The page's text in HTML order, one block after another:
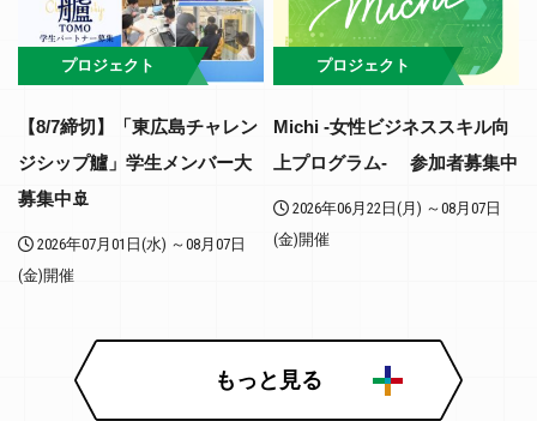
プロジェクト
【8/7締切】「東広島チャレン
ジシップ艫」学生メンバー大
募集中🚢
2026年07月01日(水) ～08月07日
(金)開催
プロジェクト
Michi -女性ビジネススキル向
上プログラム- 参加者募集中
2026年06月22日(月) ～08月07日
(金)開催
もっと見る